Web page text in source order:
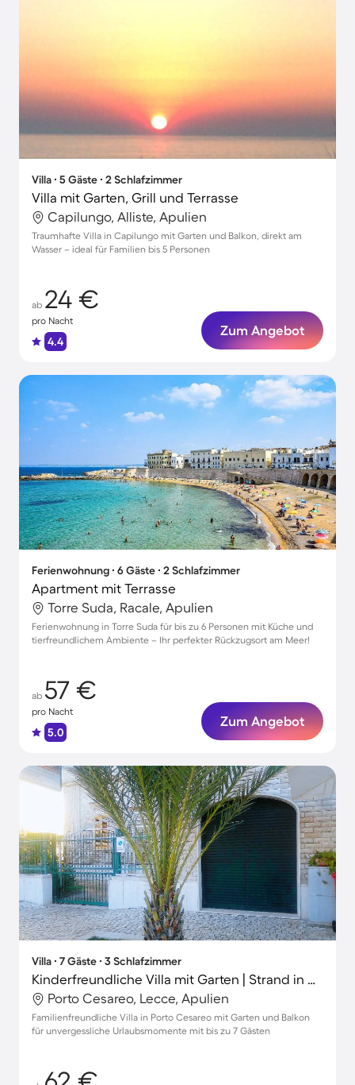
Villa ∙ 5 Gäste ∙ 2 Schlafzimmer
Villa mit Garten, Grill und Terrasse
Capilungo, Alliste, Apulien
Traumhafte Villa in Capilungo mit Garten und Balkon, direkt am
Wasser – ideal für Familien bis 5 Personen
ab 24 €
pro Nacht
4.4
Zum Angebot
Ferienwohnung ∙ 6 Gäste ∙ 2 Schlafzimmer
Apartment mit Terrasse
Torre Suda, Racale, Apulien
Ferienwohnung in Torre Suda für bis zu 6 Personen mit Küche und
tierfreundlichem Ambiente – Ihr perfekter Rückzugsort am Meer!
ab 57 €
pro Nacht
5.0
Zum Angebot
Villa ∙ 7 Gäste ∙ 3 Schlafzimmer
Kinderfreundliche Villa mit Garten | Strand in der Nähe | Hunde erlaubt
Porto Cesareo, Lecce, Apulien
Familienfreundliche Villa in Porto Cesareo mit Garten und Balkon
für unvergessliche Urlaubsmomente mit bis zu 7 Gästen